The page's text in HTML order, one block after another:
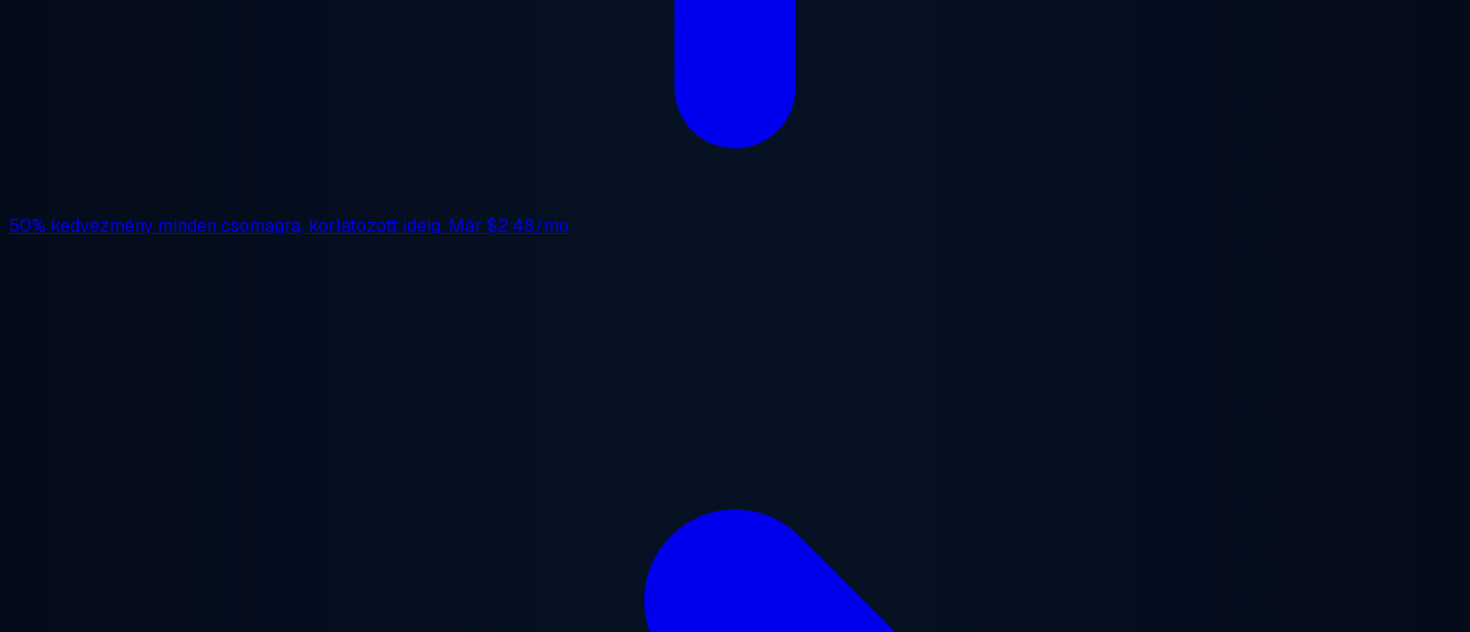
50% kedvezmény minden csomagra, korlátozott ideig. Már $2.48/mo